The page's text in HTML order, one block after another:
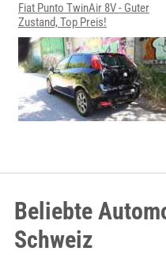
Fiat Punto TwinAir 8V - Guter
Zustand, Top Preis!
Beliebte
Schweiz